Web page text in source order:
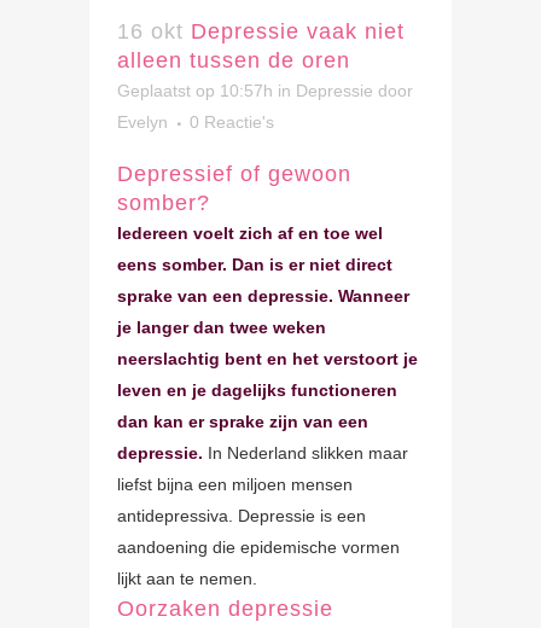
16 okt Depressie vaak niet
alleen tussen de oren
Geplaatst op 10:57h in Depressie door
Evelyn
0 Reactie's
Depressief of gewoon
somber?
Iedereen voelt zich af en toe wel
eens somber. Dan is er niet direct
sprake van een depressie. Wanneer
je langer dan twee weken
neerslachtig bent en het verstoort je
leven en je dagelijks functioneren
dan kan er sprake zijn van een
depressie. In Nederland slikken maar
liefst bijna een miljoen mensen
antidepressiva. Depressie is een
aandoening die epidemische vormen
lijkt aan te nemen.
Oorzaken depressie